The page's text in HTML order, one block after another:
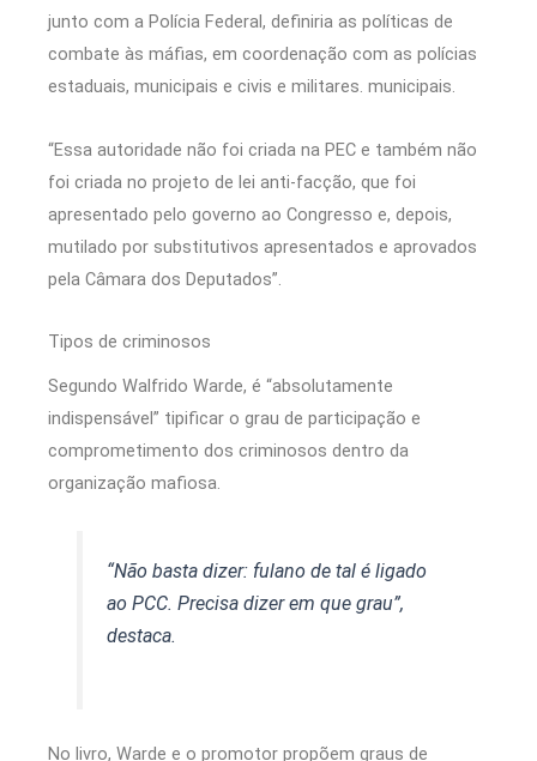
junto com a Polícia Federal, definiria as políticas de
combate às máfias, em coordenação com as polícias
estaduais, municipais e civis e militares. municipais.
“Essa autoridade não foi criada na PEC e também não
foi criada no projeto de lei anti-facção, que foi
apresentado pelo governo ao Congresso e, depois,
mutilado por substitutivos apresentados e aprovados
pela Câmara dos Deputados”.
Tipos de criminosos
Segundo Walfrido Warde, é “absolutamente
indispensável” tipificar o grau de participação e
comprometimento dos criminosos dentro da
organização mafiosa.
“Não basta dizer: fulano de tal é ligado
ao PCC. Precisa dizer em que grau”,
destaca.
No livro, Warde e o promotor propõem graus de